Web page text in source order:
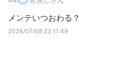
メンテいつおわる？
2024/07/08 23:11:49